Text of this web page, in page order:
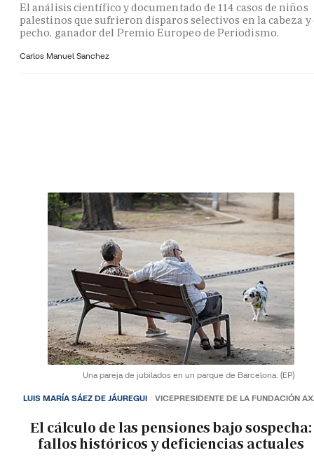
El análisis científico y documentado de 114 casos de niños
palestinos que sufrieron disparos selectivos en la cabeza y
pecho, ganador del Premio Europeo de Periodismo.
Carlos Manuel Sanchez
Una pareja de jubilados en un parque de Barcelona. (EP)
El cálculo de las pensiones bajo sospecha:
fallos históricos y deficiencias actuales
LUIS MARÍA SÁEZ DE JÁUREGUI VICEPRESIDENTE DE LA FUNDACIÓN